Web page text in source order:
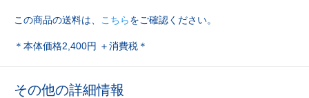
この商品の送料は、 こちらをご確認ください。
＊本体価格2,400円 ＋消費税＊
その他の詳細情報